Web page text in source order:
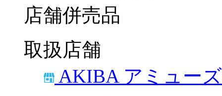
店舗併売品
取扱店舗
AKIBA アミュー